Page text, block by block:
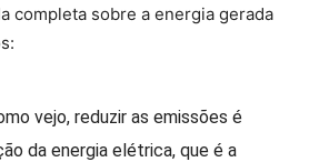
completa sobre a energia gerada
vejo, reduzir as emissões é
da energia elétrica, que é a